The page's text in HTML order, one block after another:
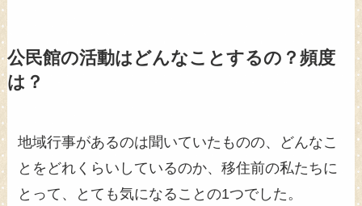
公民館の活動はどんなことするの？頻度
は？
地域行事があるのは聞いていたものの、どんなこ
とをどれくらいしているのか、移住前の私たちに
とって、とても気になることの1つでした。